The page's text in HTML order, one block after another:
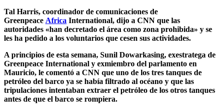
Tal Harris, coordinador de comunicaciones de
Greenpeace Africa International, dijo a CNN que las
autoridades «han decretado el área como zona prohibida» y se
les ha pedido a los voluntarios que cesen sus actividades.
A principios de esta semana, Sunil Dowarkasing, exestratega de
Greenpeace International y exmiembro del parlamento en
Mauricio, le comentó a CNN que uno de los tres tanques de
petróleo del barco ya se había filtrado al océano y que las
tripulaciones intentaban extraer el petróleo de los otros tanques
antes de que el barco se rompiera.